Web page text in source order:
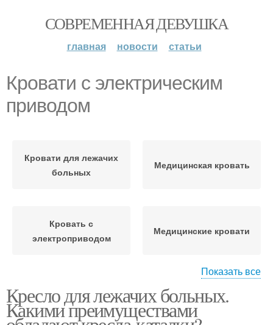
СОВРЕМЕННАЯ ДЕВУШКА
главная новости статьи
Кровати с электрическим
приводом
Кровати для лежачих
больных
Медицинская кровать
Кровать с
электроприводом
Медицинские кровати
кровати
Показать все
Кресло для лежачих больных.
Какими преимуществами